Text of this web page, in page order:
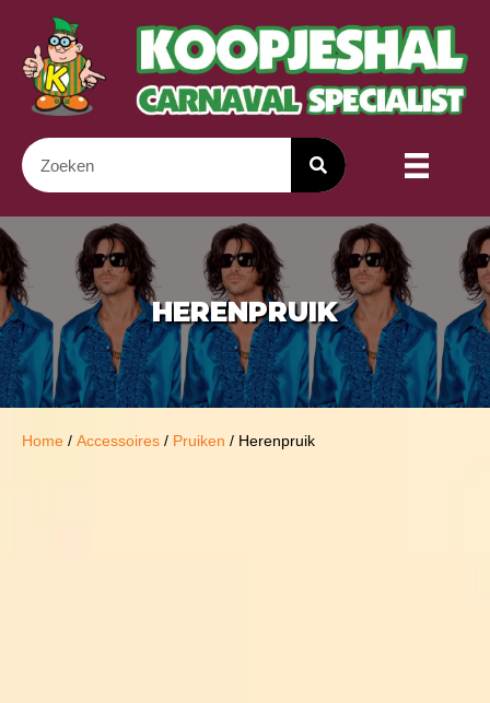
HERENPRUIK
Home / Accessoires / Pruiken / Herenpruik